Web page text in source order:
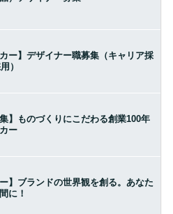
ー】デザイナー職募集（キャリア採
）
】ものづくりにこだわる創業100年
ー
】ブランドの世界観を創る。あなた
に！